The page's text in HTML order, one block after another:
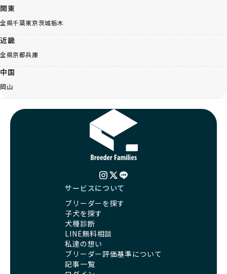
関東
全県千葉東京茨城栃木
近畿
全県京都兵庫
中国
岡山
サービスについて
ブリーダーを探す
子犬を探す
犬種診断
LINE無料相談
私達の想い
ブリーダー評価基準について
記事一覧